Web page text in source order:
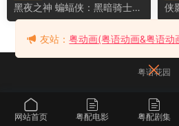
黑夜之神 蝙蝠侠：黑暗骑士
黑暗骑士 蝙蝠侠前传2：黑暗
骑士 The Dark Knight
侠
蝙
1
粤语花园
网站首页 粤配电影 粤配剧集
友站：粤动画(粤语动画&粤语动